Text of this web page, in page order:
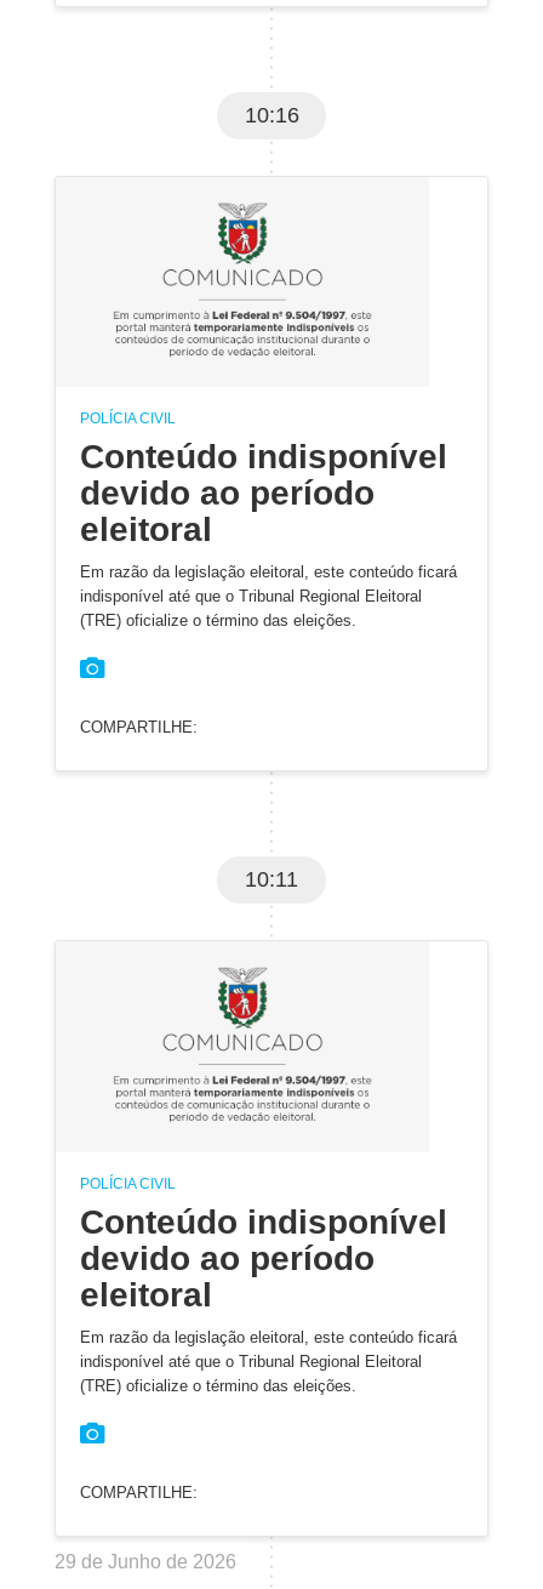
10:16
POLÍCIA CIVIL
Conteúdo indisponível
devido ao período
eleitoral
Em razão da legislação eleitoral, este conteúdo ficará
indisponível até que o Tribunal Regional Eleitoral
(TRE) oficialize o término das eleições.
COMPARTILHE:
10:11
POLÍCIA CIVIL
Conteúdo indisponível
devido ao período
eleitoral
Em razão da legislação eleitoral, este conteúdo ficará
indisponível até que o Tribunal Regional Eleitoral
(TRE) oficialize o término das eleições.
COMPARTILHE:
29 de Junho de 2026